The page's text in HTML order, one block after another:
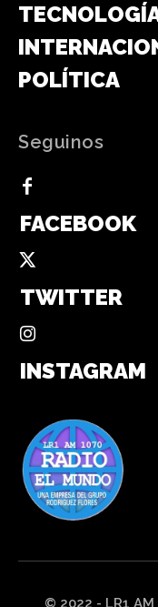
POLÍTICA
Seguinos
FACEBOOK
TWITTER
INSTAGRAM
© 2022 - LR1 AM